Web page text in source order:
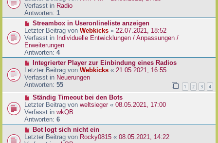
g
i
t
a
g
u
e
r
B
e
i
t
r
a
g
Verfasst in Radio
Antworten: 1
N
e
u
e
r
B
e
i
t
r
a
g
Streambox in Useronlineliste anzeigen
Letzter Beitrag von Webkicks « 22.07.2021, 18:52
Verfasst in Individuelle Entwicklungen / Anpassungen /
Erweiterungen
Antworten: 4
N
e
u
e
r
B
e
i
t
a
Integrierter Player zur Einbindung eines Radios
Letzter Beitrag von Webkicks « 21.05.2021, 16:55
Verfasst in Neuerungen
Antworten: 55 1 2 3 4
N
e
u
e
r
B
e
Ständig Timeout bei den Bots
Letzter Beitrag von weltsieger« 08.05.2021, 17:00
Verfasst in wkQB
Antworten: 6
N
e
Bot logt sich nicht ein
Letzter Beitrag von Rocky0815 « 08.05.2021, 14:22